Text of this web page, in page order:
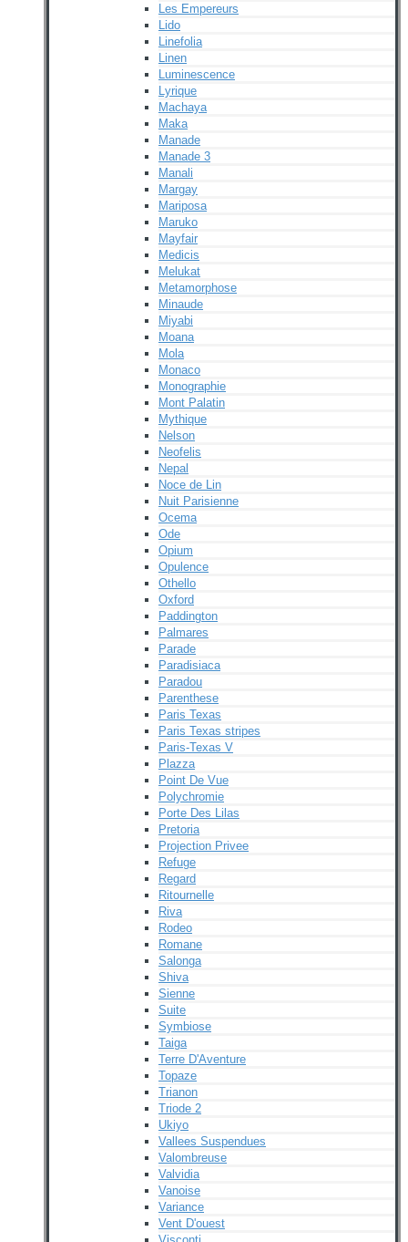
Les Empereurs
Lido
Linefolia
Linen
Luminescence
Lyrique
Machaya
Maka
Manade
Manade 3
Manali
Margay
Mariposa
Maruko
Mayfair
Medicis
Melukat
Metamorphose
Minaude
Miyabi
Moana
Mola
Monaco
Monographie
Mont Palatin
Mythique
Nelson
Neofelis
Nepal
Noce de Lin
Nuit Parisienne
Ocema
Ode
Opium
Opulence
Othello
Oxford
Paddington
Palmares
Parade
Paradisiaca
Paradou
Parenthese
Paris Texas
Paris Texas stripes
Paris-Texas V
Plazza
Point De Vue
Polychromie
Porte Des Lilas
Pretoria
Projection Privee
Refuge
Regard
Ritournelle
Riva
Rodeo
Romane
Salonga
Shiva
Sienne
Suite
Symbiose
Taiga
Terre D'Aventure
Topaze
Trianon
Triode 2
Ukiyo
Vallees Suspendues
Valombreuse
Valvidia
Vanoise
Variance
Vent D'ouest